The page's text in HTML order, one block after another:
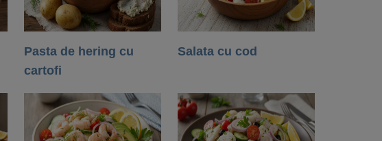
Pasta de hering cu
cartofi
Salata cu cod